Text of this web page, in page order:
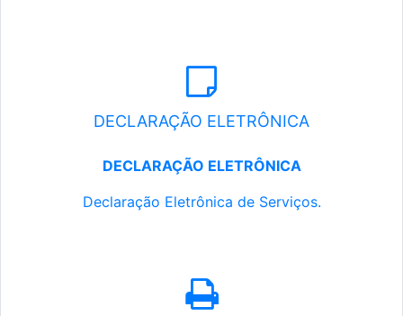
DECLARAÇÃO ELETRÔNICA
DECLARAÇÃO ELETRÔNICA
Declaração Eletrônica de Serviços.